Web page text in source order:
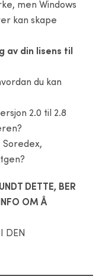
men Windows
kan skape
av din lisens til
du kan
2.0 til 2.8
Soredex,
DETTE, BER
OM Å
DEN